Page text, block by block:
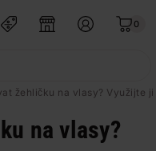
0
žehličku na vlasy? Využijte ji
na vlasy?